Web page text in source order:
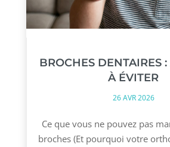
BROCHES DENTAIRES
À ÉVITER
26 AVR 2026
Ce que vous ne pouvez pas
broches (Et pourquoi votre